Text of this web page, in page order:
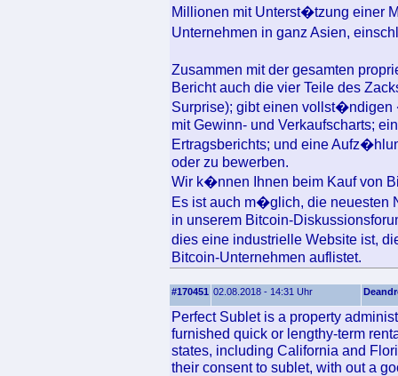
Millionen mit Unterst�tzung einer
Unternehmen in ganz Asien,
Zusammen mit der gesamten
Bericht auch die vier Teile des
Surprise); gibt einen
mit Gewinn- und Verkaufscharts;
Ertragsberichts; und eine
oder zu bewerben.
Wir k�nnen Ihnen beim Kauf von
Es ist auch m�glich, die neuesten
in unserem Bitcoin-
dies eine industrielle Website ist,
Bitcoin-Unternehmen auflistet.
#170451 02.08.2018 - 14:31 Uhr
Perfect Sublet is a property
furnished quick or lengthy-term
states, including California and
their consent to sublet, with out a